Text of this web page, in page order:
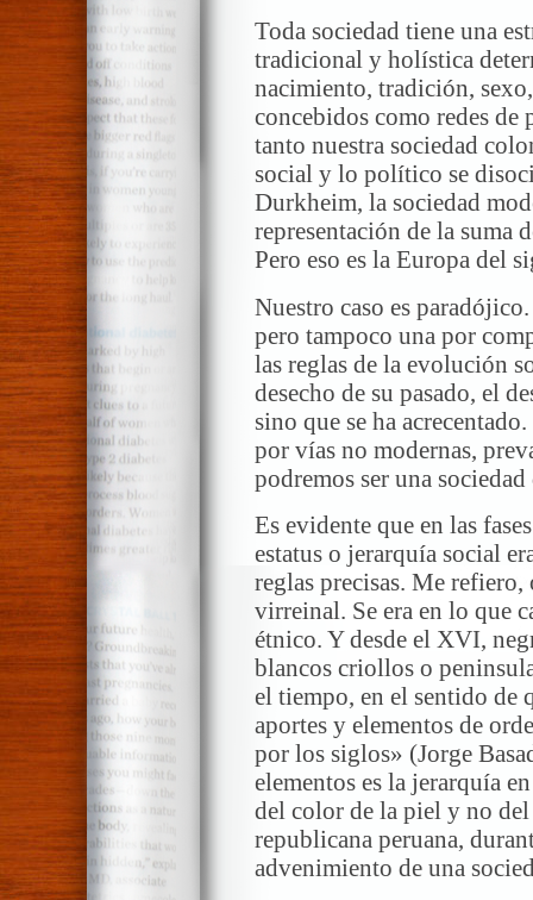
Toda sociedad tiene una
tradicional y holística
nacimiento, tradición,
concebidos como redes de
tanto nuestra sociedad
social y lo político se
Durkheim, la sociedad
representación de la suma
Pero eso es la Europa del
Nuestro caso es
pero tampoco una por
las reglas de la evolución
desecho de su pasado, el
sino que se ha
por vías no modernas,
podremos ser una
Es evidente que en las
estatus o jerarquía social
reglas precisas. Me
virreinal. Se era en lo que
étnico. Y desde el XVI,
blancos criollos o
el tiempo, en el sentido de
aportes y elementos de
por los siglos» (Jorge
elementos es la jerarquía
del color de la piel y no
republicana peruana,
advenimiento de una